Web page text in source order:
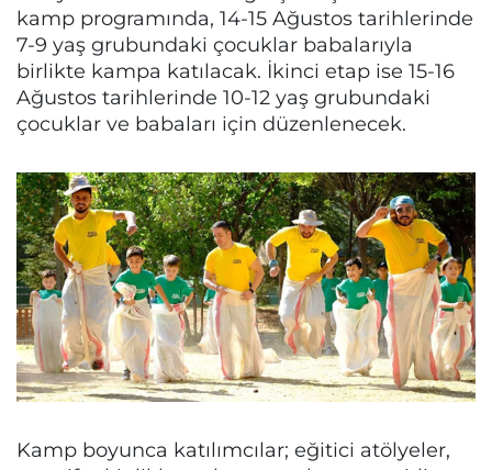
kamp programında, 14-15 Ağustos tarihlerinde
7-9 yaş grubundaki çocuklar babalarıyla
birlikte kampa katılacak. İkinci etap ise 15-16
Ağustos tarihlerinde 10-12 yaş grubundaki
çocuklar ve babaları için düzenlenecek.
Kamp boyunca katılımcılar; eğitici atölyeler,